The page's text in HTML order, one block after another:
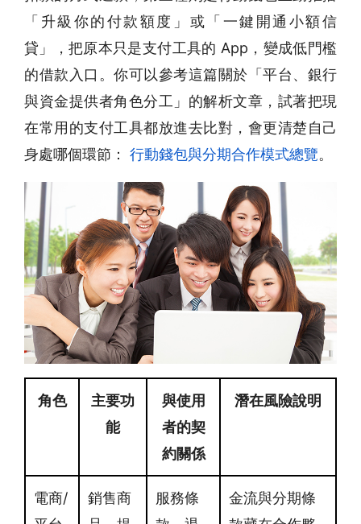
「升級你的付款額度」或「一鍵開通小額信
貸」，把原本只是支付工具的 App，變成低門檻
的借款入口。你可以參考這篇關於「平台、銀行
與資金提供者角色分工」的解析文章，試著把現
在常用的支付工具都放進去比對，會更清楚自己
身處哪個環節：
行動錢包與分期合作模式總覽。
角色
主要功
能
與使用
者的契
約關係
潛在風險說明
電商/
銷售商
服務條
金流與分期條